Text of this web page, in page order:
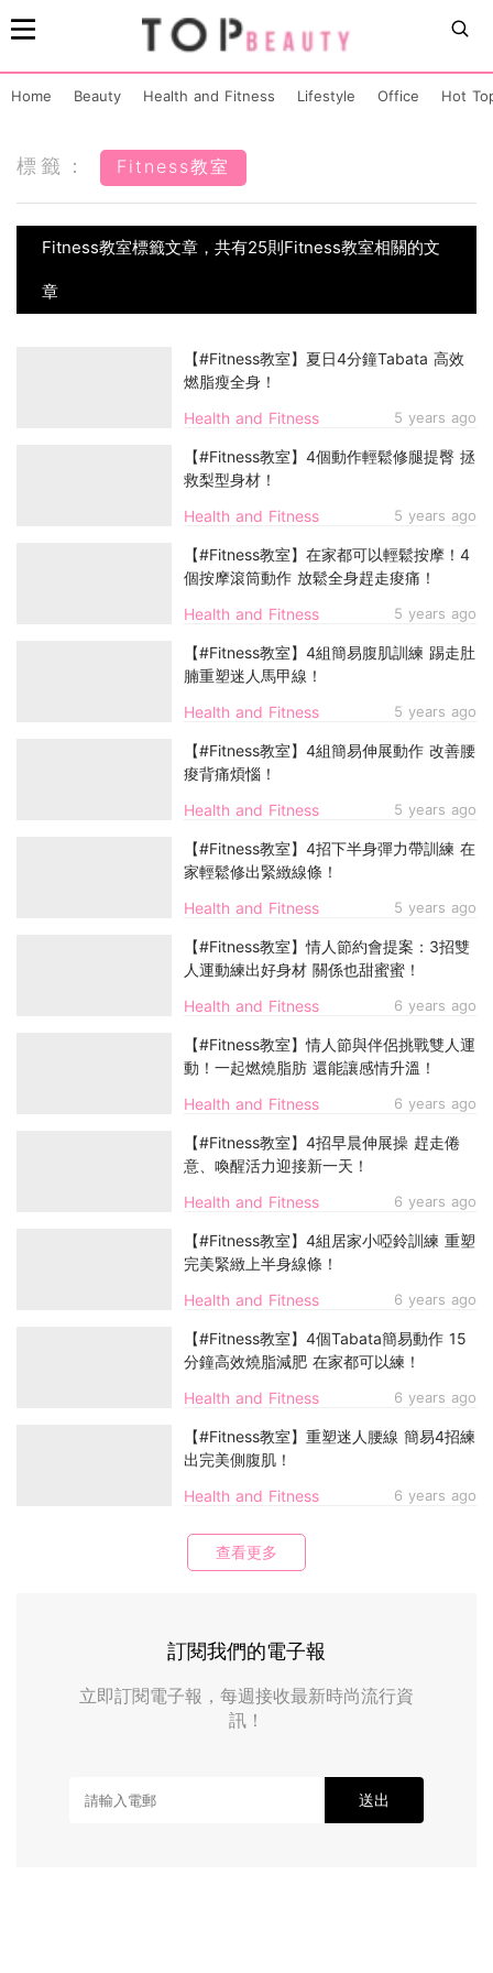
Home Beauty Health and Fitness Lifestyle Office Hot
標籤： Fitness教室
Fitness教室標籤文章，共有25則Fitness教室相關的文
章
Health and Fitness 5 years ago
【#Fitness教室】夏日4分鐘Tabata 高效
燃脂瘦全身！
Health and Fitness 5 years ago
【#Fitness教室】4個動作輕鬆修腿提臀 拯
救梨型身材！
Health and Fitness 5 years ago
【#Fitness教室】在家都可以輕鬆按摩！4
個按摩滾筒動作 放鬆全身趕走痠痛！
Health and Fitness 5 years ago
【#Fitness教室】4組簡易腹肌訓練 踢走肚
腩重塑迷人馬甲線！
Health and Fitness 5 years ago
【#Fitness教室】4組簡易伸展動作 改善腰
痠背痛煩惱！
Health and Fitness 5 years ago
【#Fitness教室】4招下半身彈力帶訓練 在
家輕鬆修出緊緻線條！
Health and Fitness 6 years ago
【#Fitness教室】情人節約會提案：3招雙
人運動練出好身材 關係也甜蜜蜜！
Health and Fitness 6 years ago
【#Fitness教室】情人節與伴侶挑戰雙人運
動！一起燃燒脂肪 還能讓感情升溫！
Health and Fitness 6 years ago
【#Fitness教室】4招早晨伸展操 趕走倦
意、喚醒活力迎接新一天！
Health and Fitness 6 years ago
【#Fitness教室】4組居家小啞鈴訓練 重塑
完美緊緻上半身線條！
Health and Fitness 6 years ago
【#Fitness教室】4個Tabata簡易動作 15
分鐘高效燒脂減肥 在家都可以練！
Health and Fitness 6 years ago
【#Fitness教室】重塑迷人腰線 簡易4招練
出完美側腹肌！
查看更多
訂閱我們的電子報
立即訂閱電子報，每週接收最新時尚流行資
訊！
送出